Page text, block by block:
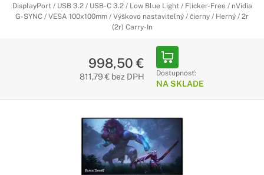
DisplayPort / USB 3.2 / USB-C 3.2 / Low Blue Light / Flicker-Free / nVidia
G-SYNC / VESA 100x100mm / Výškovo nastaviteľný / čierny / Herný / 2r
(2r) Carry-In
998,50 €
811,79 € bez DPH Dostupnosť:
NA SKLADE